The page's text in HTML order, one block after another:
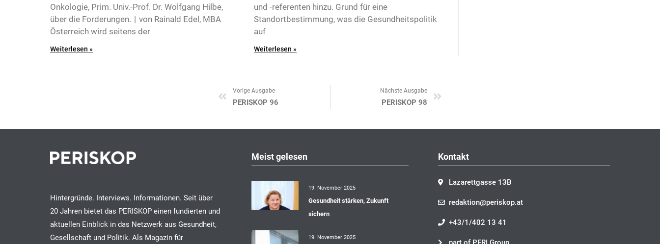
Onkologie, Prim. Univ.-Prof. Dr. Wolfgang Hilbe,
über die Forderungen. | von Rainald Edel, MBA
Österreich wird seitens der
Weiterlesen »
und -referenten hinzu. Grund für eine
Standortbestimmung, was die Gesundheitspolitik
auf
Weiterlesen »
Zurück
Vorige Ausgabe
PERISKOP 96
Nächste Ausgabe
PERISKOP 98
Hintergründe. Interviews. Informationen. Seit über
20 Jahren bietet das PERISKOP einen fundierten und
aktuellen Einblick in das Netzwerk aus Gesundheit,
Gesellschaft und Politik. Als Magazin für
Meist gelesen
19. November 2025
Gesundheit stärken, Zukunft
sichern
19. November 2025
Kontakt
Lazarettgasse 13B
redaktion@periskop.at
+43/1/402 13 41